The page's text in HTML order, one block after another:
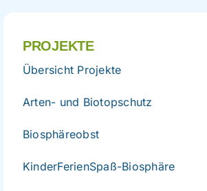
PROJEKTE
Übersicht Projekte
Arten- und Biotopschutz
Biosphäreobst
KinderFerienSpaß-Biosphäre